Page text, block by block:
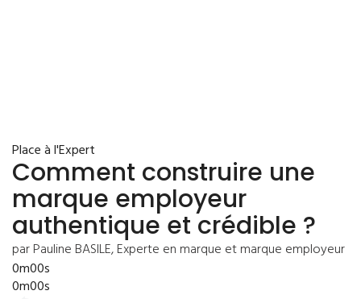
Place à l'Expert
Comment construire une
marque employeur
authentique et crédible ?
par Pauline BASILE, Experte en marque et marque employeur
0m00s
0m00s